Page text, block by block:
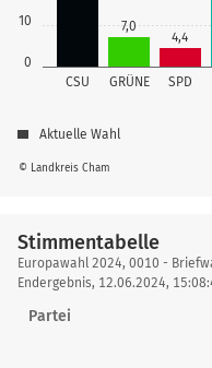
0
10
CSU GRÜNE SPD
7,0
4,4
© Landkreis Cham
Aktuelle Wahl
Stimmentabelle
Stimmentabelle
Europawahl 2024, 0010 -
Endergebnis, 12.06.2024,
Partei